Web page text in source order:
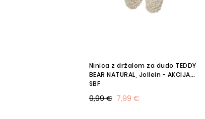
Ninica z držalom za dudo TEDDY
BEAR NATURAL, Jollein - AKCIJA
SBF
7,99 €
9,99 €